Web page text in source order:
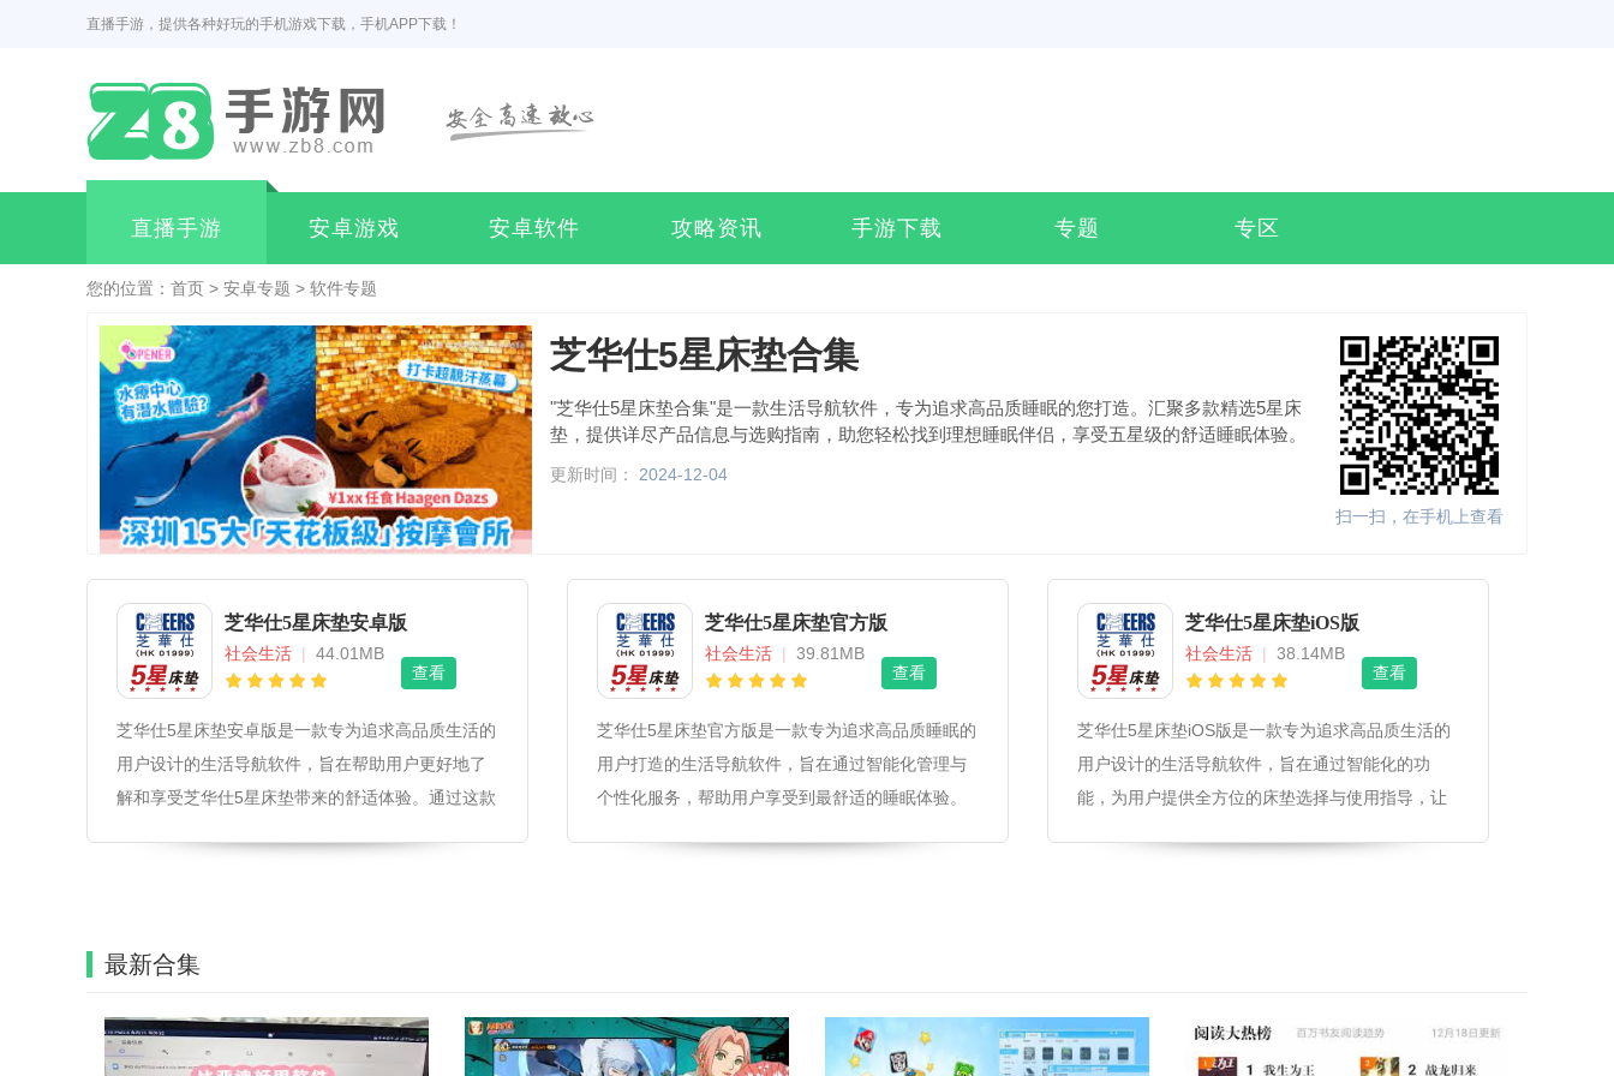
直播手游，提供各种好玩的手机游戏下载，手机APP下载！
直播手游 安卓游戏 安卓软件 攻略资讯 手游下载 专题 专区
您的位置： 首页 > 安卓专题 > 软件专题
芝华仕5星床垫合集
"芝华仕5星床垫合集"是一款生活导航软件，专为追求高品质睡眠的您打造。汇聚多款精选5星床
垫，提供详尽产品信息与选购指南，助您轻松找到理想睡眠伴侣，享受五星级的舒适睡眠体验。
更新时间： 2024-12-04
扫一扫，在手机上查看
芝华仕5星床垫安卓版
社会生活 |
44.01MB
查看
芝华仕5星床垫安卓版是一款专为追求高品质生活的
用户设计的生活导航软件，旨在帮助用户更好地了
解和享受芝华仕5星床垫带来的舒适体验。通过这款
芝华仕5星床垫官方版
社会生活 |
39.81MB
查看
芝华仕5星床垫官方版是一款专为追求高品质睡眠的
用户打造的生活导航软件，旨在通过智能化管理与
个性化服务，帮助用户享受到最舒适的睡眠体验。
芝华仕5星床垫iOS版
社会生活 |
38.14MB
查看
芝华仕5星床垫iOS版是一款专为追求高品质生活的
用户设计的生活导航软件，旨在通过智能化的功
能，为用户提供全方位的床垫选择与使用指导，让
最新合集